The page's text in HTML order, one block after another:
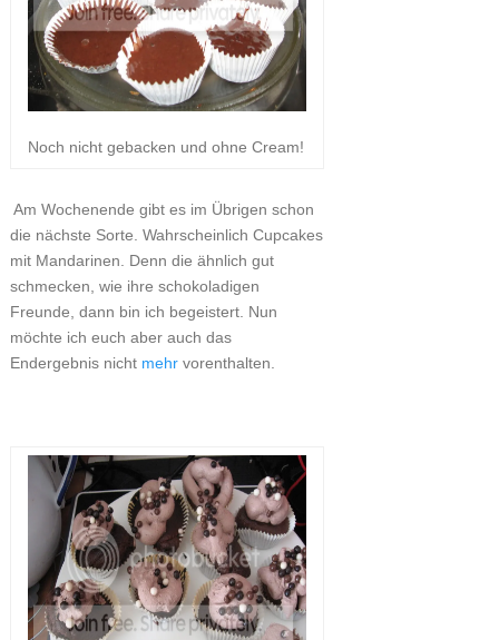
Noch nicht gebacken und ohne Cream!
Am Wochenende gibt es im Übrigen schon
die nächste Sorte. Wahrscheinlich Cupcakes
mit Mandarinen. Denn die ähnlich gut
schmecken, wie ihre schokoladigen
Freunde, dann bin ich begeistert. Nun
möchte ich euch aber auch das
Endergebnis nicht mehrvorenthalten.